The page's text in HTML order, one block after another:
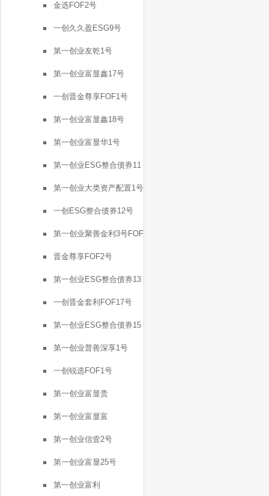
金选FOF2号
一创久久盈ESG9号
第一创业友乾1号
第一创业富显鑫17号
一创晋金尊享FOF1号
第一创业富显鑫18号
第一创业富显华1号
第一创业ESG整合债券11
号
第一创业大类资产配置1号
一创ESG整合债券12号
第一创业聚善金利3号FOF
晋金尊享FOF2号
第一创业ESG整合债券13
号
一创晋金套利FOF17号
第一创业ESG整合债券15
号
第一创业普善深享1号
一创锐选FOF1号
第一创业富显贵
第一创业富显富
第一创业信壹2号
第一创业富显25号
第一创业富利